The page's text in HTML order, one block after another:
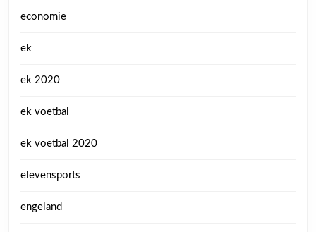
economie
ek
ek 2020
ek voetbal
ek voetbal 2020
elevensports
engeland